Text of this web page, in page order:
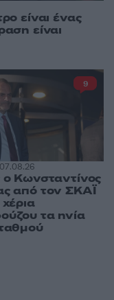
είναι ένας
είναι
07.08.26
ο Κωνσταντίνος
από τον ΣΚΑΪ
τα ηνία
9